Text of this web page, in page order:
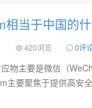
相当于中国的
420浏览 0评
物主要是微信（
主要聚焦于提供高安